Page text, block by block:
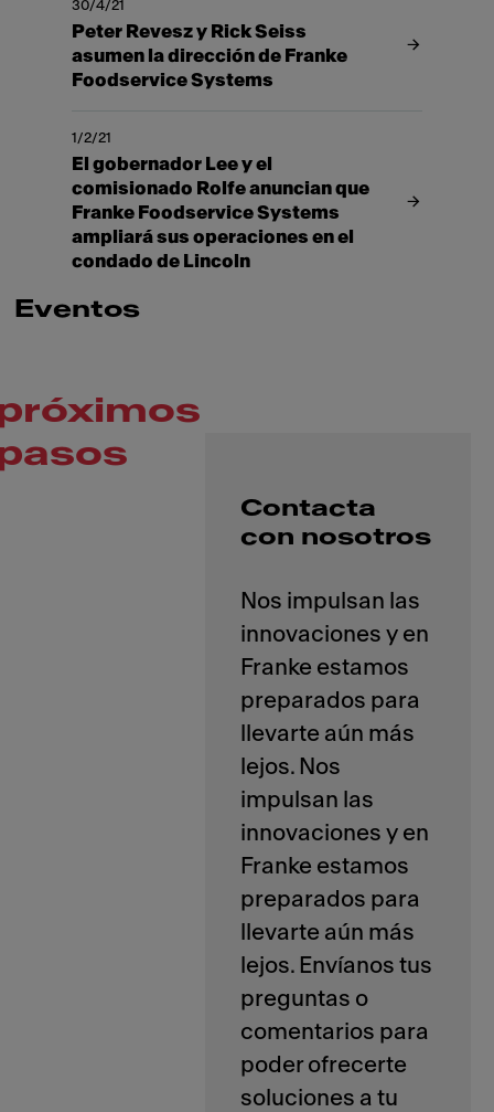
30/4/21
Peter Revesz y Rick Seiss
asumen la dirección de Franke
Foodservice Systems
1/2/21
El gobernador Lee y el
comisionado Rolfe anuncian que
Franke Foodservice Systems
ampliará sus operaciones en el
condado de Lincoln
Eventos
Contacta
con nosotros
Nos impulsan las
innovaciones y en
Franke estamos
preparados para
llevarte aún más
lejos. Nos
impulsan las
innovaciones y en
Franke estamos
preparados para
llevarte aún más
lejos. Envíanos tus
preguntas o
comentarios para
poder ofrecerte
soluciones a tu